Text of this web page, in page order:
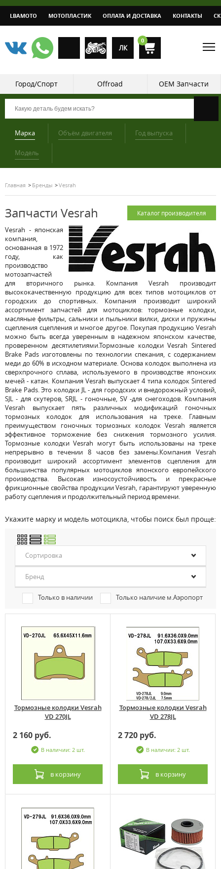
LBAMOTO МОТОПЛАСТИК ОПЛАТА И ДОСТАВКА КОНТАКТЫ
ЛК
0
Город/Спорт Offroad OEM Запчасти
Марка Объём двигателя Год выпуска
Модель
Главная Бренды Vesrah
Запчасти Vesrah Каталог производителя
Vesrah - японская
компания,
основанная в 1972
году, как
производство
мотозапчастей
для вторичного рынка. Компания Vesrah производит
высококачественную продукцию для всех типов мотоциклов от
городских до спортивных. Компания производит широкий
ассортимент запчастей для мотоциклов: тормозные колодки,
масляные фильтры, сальники и пыльники вилки, диски и пружины
сцепления сцепления и многое другое. Покупая продукцию Vesrah
можно быть всегда уверенным в надежном японском качестве,
проверенном десятилетиями.Тормозные колодки Vesrah Sintered
Brake Pads изготовлены по технологии спекания, с содержанием
меди до 60% в исходном материале. Основа колодок выполнена из
сверхпрочного сплава, используемого в производстве японских
мечей - катан. Компания Vesrah выпускает 4 типа колодок Sintered
Brake Pads. Это колодки JL - для городских и внедорожный условий,
SJL - для скутеров, SRJL - гоночные, SV -для снегоходов. Компания
Vesrah выпускает пять различных модификаций гоночных
тормозных колодок для использования на треке. Главным
преимуществом гоночных тормозных колодок Vesrah является
эффективное торможение без снижения тормозного усилия.
Тормозные колодки Vesrah могут быть использованы на треке
непрерывно в течении 8 часов без замены.Компания Vesrah
производит широкий ассортимент элементов сцепления для
большинства популярных мотоциклов японского европейского
производства. Высокая износоустойчивость и прекрасные
фрикционные свойства продукции Vesrah, гарантируют уверенную
работу сцепления и продолжительный период времени.
Укажите марку и модель мотоцикла, чтобы поиск был проще:
Сортировка
Бренд
Только в наличии Только наличие м.Аэропорт
Тормозные колодки Vesrah
VD 270JL
2 160 руб.
В наличии: 2 шт.
в корзину
Тормозные колодки Vesrah
VD 278JL
2 720 руб.
В наличии: 2 шт.
в корзину